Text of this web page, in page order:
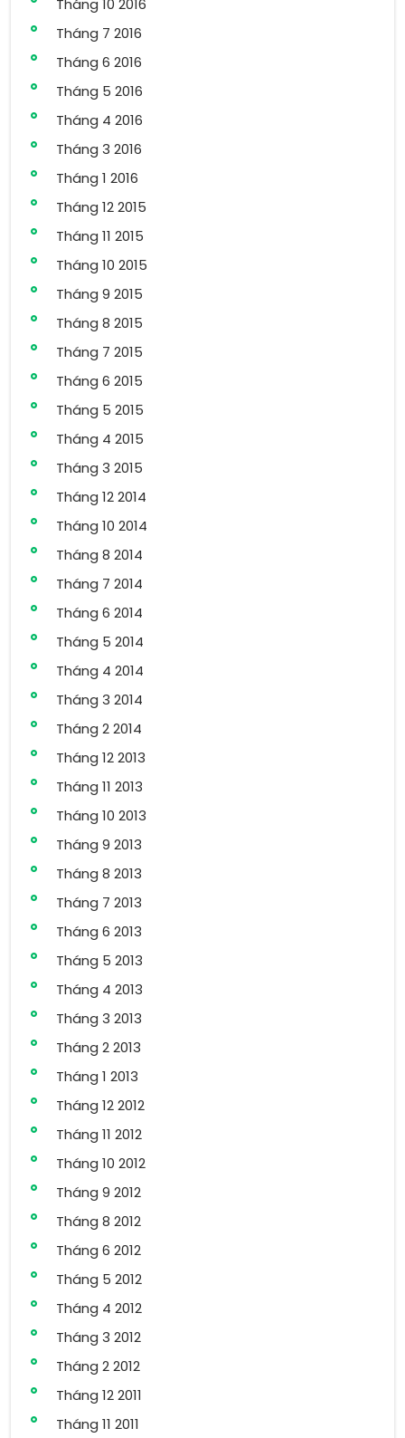
Tháng 7 2016
Tháng 6 2016
Tháng 5 2016
Tháng 4 2016
Tháng 3 2016
Tháng 1 2016
Tháng 12 2015
Tháng 11 2015
Tháng 10 2015
Tháng 9 2015
Tháng 8 2015
Tháng 7 2015
Tháng 6 2015
Tháng 5 2015
Tháng 4 2015
Tháng 3 2015
Tháng 12 2014
Tháng 10 2014
Tháng 8 2014
Tháng 7 2014
Tháng 6 2014
Tháng 5 2014
Tháng 4 2014
Tháng 3 2014
Tháng 2 2014
Tháng 12 2013
Tháng 11 2013
Tháng 10 2013
Tháng 9 2013
Tháng 8 2013
Tháng 7 2013
Tháng 6 2013
Tháng 5 2013
Tháng 4 2013
Tháng 3 2013
Tháng 2 2013
Tháng 1 2013
Tháng 12 2012
Tháng 11 2012
Tháng 10 2012
Tháng 9 2012
Tháng 8 2012
Tháng 6 2012
Tháng 5 2012
Tháng 4 2012
Tháng 3 2012
Tháng 2 2012
Tháng 12 2011
Tháng 11 2011